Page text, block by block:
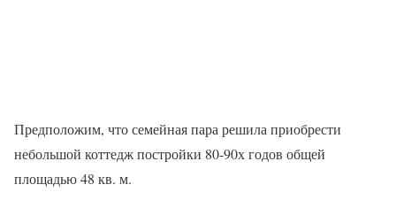
Предположим, что семейная пара решила приобрести
небольшой коттедж постройки 80-90х годов общей
площадью 48 кв. м.